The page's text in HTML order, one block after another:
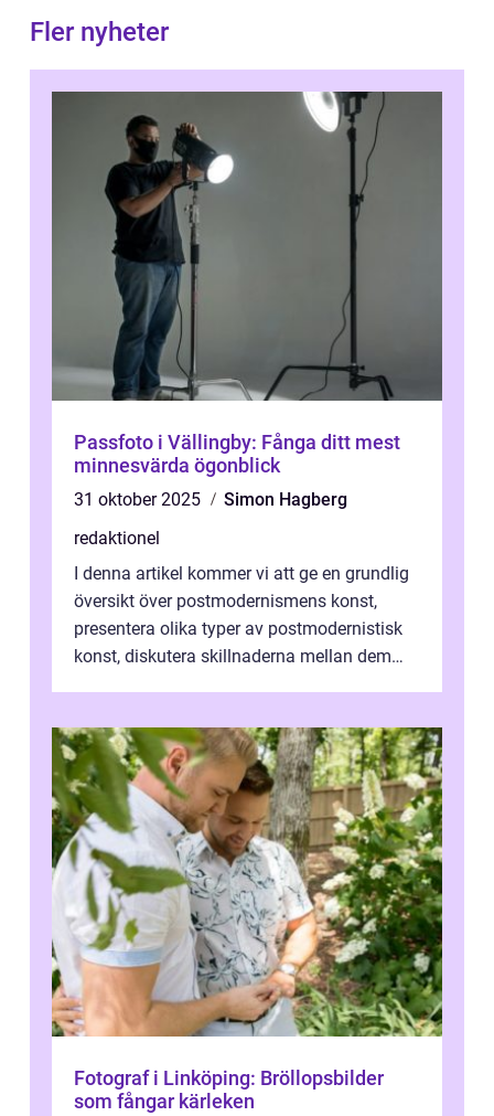
Fler nyheter
Passfoto i Vällingby: Fånga ditt mest
minnesvärda ögonblick
31 oktober 2025
Simon Hagberg
redaktionel
I denna artikel kommer vi att ge en grundlig
översikt över postmodernismens konst,
presentera olika typer av postmodernistisk
konst, diskutera skillnaderna mellan dem
Fotograf i Linköping: Bröllopsbilder
som fångar kärleken